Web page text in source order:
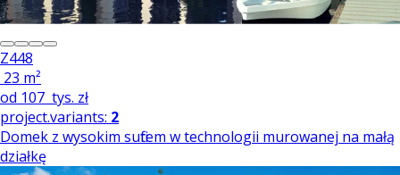
Z448
23 m²
od 107 tys. zł
project.variants: 2
Domek z wysokim sufitem w technologii murowanej na małą
działkę